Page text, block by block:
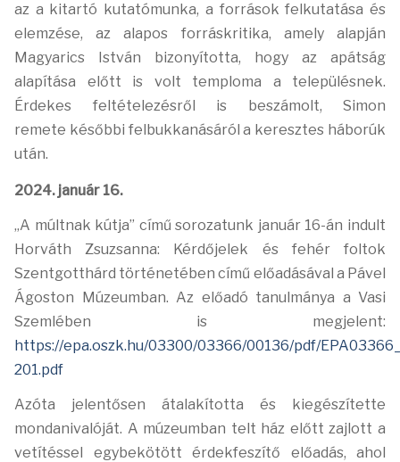
az a kitartó kutatómunka, a források felkutatása és
elemzése, azalapos forráskritika, amely alapján
Magyarics István bizonyította, hogy az apátság
alapítása előtt is volt temploma a településnek.
Érdekes feltételezésről is beszámolt, Simon
remete későbbi felbukkanásáról a keresztes háborúk
után.
2024. január 16.
„A múltnak kútja” című sorozatunk január 16-án indult
Horváth Zsuzsanna: Kérdőjelek és fehér foltok
Szentgotthárd történetében című előadásával a Pável
Ágoston Múzeumban. Az előadó tanulmánya a Vasi
Szemlében is megjelent:
https://epa.oszk.hu/03300/03366/00136/pdf/
201.pdf
Azóta jelentősen átalakította és kiegészítette
mondanivalóját. A múzeumban telt ház előtt zajlott a
vetítéssel egybekötött érdekfeszítő előadás, ahol